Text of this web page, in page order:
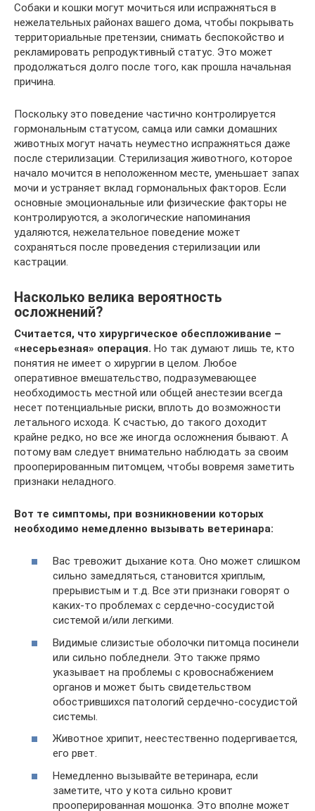
Собаки и кошки могут мочиться или испражняться в
нежелательных районах вашего дома, чтобы покрывать
территориальные претензии, снимать беспокойство и
рекламировать репродуктивный статус. Это может
продолжаться долго после того, как прошла начальная
причина.
Поскольку это поведение частично контролируется
гормональным статусом, самца или самки домашних
животных могут начать неуместно испражняться даже
после стерилизации. Стерилизация животного, которое
начало мочится в неположенном месте, уменьшает запах
мочи и устраняет вклад гормональных факторов. Если
основные эмоциональные или физические факторы не
контролируются, а экологические напоминания
удаляются, нежелательное поведение может
сохраняться после проведения стерилизации или
кастрации.
Насколько велика вероятность
осложнений?
Считается, что хирургическое обеспложивание –
«несерьезная» операция. Но так думают лишь те, кто
понятия не имеет о хирургии в целом. Любое
оперативное вмешательство, подразумевающее
необходимость местной или общей анестезии всегда
несет потенциальные риски, вплоть до возможности
летального исхода. К счастью, до такого доходит
крайне редко, но все же иногда осложнения бывают. А
потому вам следует внимательно наблюдать за своим
прооперированным питомцем, чтобы вовремя заметить
признаки неладного.
Вот те симптомы, при возникновении которых
необходимо немедленно вызывать ветеринара:
Вас тревожит дыхание кота. Оно может слишком
сильно замедляться, становится хриплым,
прерывистым и т.д. Все эти признаки говорят о
каких-то проблемах с сердечно-сосудистой
системой и/или легкими.
Видимые слизистые оболочки питомца посинели
или сильно побледнели. Это также прямо
указывает на проблемы с кровоснабжением
органов и может быть свидетельством
обострившихся патологий сердечно-сосудистой
системы.
Животное хрипит, неестественно подергивается,
его рвет.
Немедленно вызывайте ветеринара, если
заметите, что у кота сильно кровит
прооперированная мошонка. Это вполне может